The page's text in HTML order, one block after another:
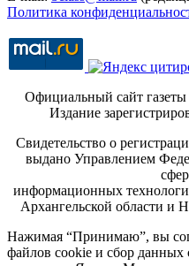
Политика
Официальный сайт
Издание
Свидетельство о
выдано Управлением
информационных
Архангельской области и
Нажимая “Принимаю”, вы
файлов cookie и сбор